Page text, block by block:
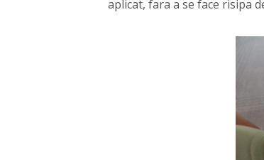
aplicat, fara a se face risipa